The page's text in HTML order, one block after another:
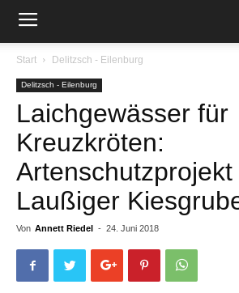
Start Delitzsch - Eilenburg
Delitzsch - Eilenburg
Laichgewässer für
Kreuzkröten:
Laußiger
Von Annett Riedel - 24. Juni 2018